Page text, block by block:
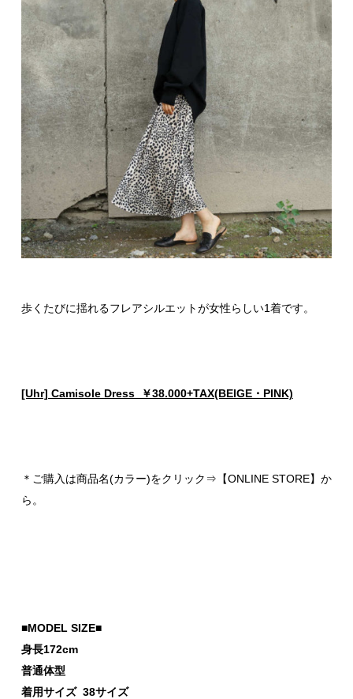
歩くたびに揺れるフレアシルエットが女性らしい1着です。
[Uhr] Camisole Dress ￥38.000+TAX(BEIGE・PINK)
＊ご購入は商品名(カラー)をクリック⇒【ONLINE STORE】か
ら。
■MODEL SIZE■
身長172cm
普通体型
着用サイズ 38サイズ